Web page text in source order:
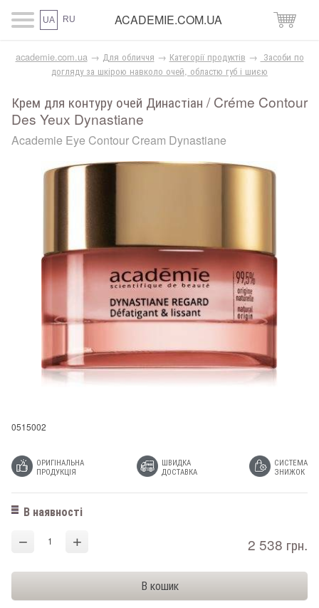
UA RU ACADEMIE.COM.UA
academie.com.ua → Для обличчя → Категорії продуктів → Засоби по
догляду за шкірою навколо очей, областю губ і шиєю
Крем для контуру очей Династіан / Créme Contour
Des Yeux Dynastiane
Academie Eye Contour Cream Dynastiane
0515002
ОРИГІНАЛЬНА
ПРОДУКЦІЯ
ШВИДКА
ДОСТАВКА
СИСТЕМА
ЗНИЖОК
В наявності
− + 2 538 грн.